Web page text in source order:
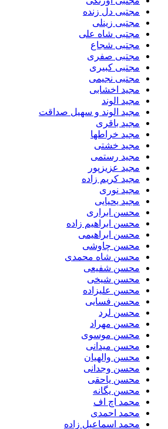
مجتبی دل زنده
مجتبی زینلی
مجتبی شاه علی
مجتبی شجاع
مجتبی صفری
مجتبی کبیری
مجتبی نجیمی
مجید اخشابی
مجید الوند‎
مجید الوند و سهیل صداقت
مجید باقری
مجید خراطها
مجید خشتی
مجید رستمی
مجید عزیزپور
مجید کریم زاده
مجید نوری
مجید یحیایی
محسن ابراری
محسن ابراهیم زاده
محسن ابراهیمی
محسن چاوشی
محسن شاه محمدی
محسن شفیعی
محسن شیخی
محسن علیزاده
محسن فسایی
محسن لرد
محسن مهراد
محسن موسوی
محسن میدانی
محسن والهیان
محسن وجدانی
محسن یاحقی
محسن یگانه
محمد اچ اف
محمد احمدی
محمد اسماعیل زاده